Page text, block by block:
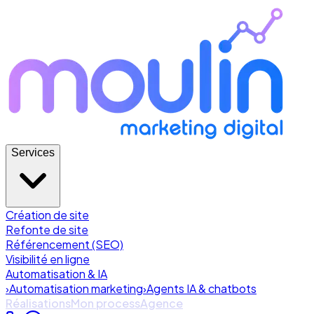
Services
Création de site
Refonte de site
Référencement (SEO)
Visibilité en ligne
Automatisation & IA
›Automatisation marketing›Agents IA & chatbots
RéalisationsMon processAgence